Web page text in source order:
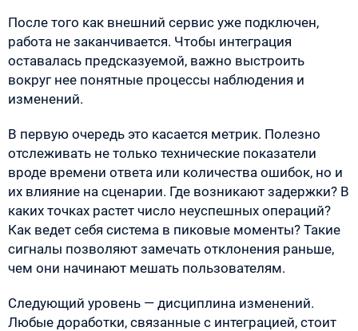
После того как внешний сервис уже подключен,
работа не заканчивается. Чтобы интеграция
оставалась предсказуемой, важно выстроить
вокруг нее понятные процессы наблюдения и
изменений.
В первую очередь это касается метрик. Полезно
отслеживать не только технические показатели
вроде времени ответа или количества ошибок, но и
их влияние на сценарии. Где возникают задержки? В
каких точках растет число неуспешных операций?
Как ведет себя система в пиковые моменты? Такие
сигналы позволяют замечать отклонения раньше,
чем они начинают мешать пользователям.
Следующий уровень — дисциплина изменений.
Любые доработки, связанные с интеграцией, стоит